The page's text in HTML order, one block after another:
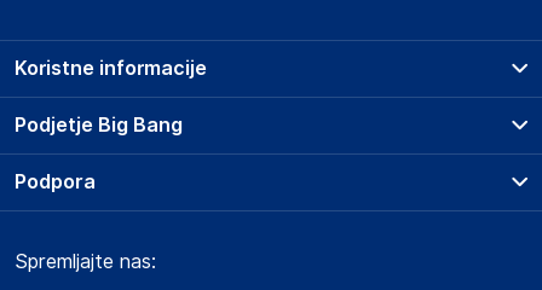
izdelka in lahko vključujejo ključne varnostne informacije,
povezane z določenim izdelkom.
Dokumenti o varnosti izdelka
Podjetje Big Bang
O podjetju
Obvestila za javnost
Koristne informacije
Prodajna mesta
Storitve
Dostava, vnos in odvoz
Podpora
Marketplace
Spremljajte nas: